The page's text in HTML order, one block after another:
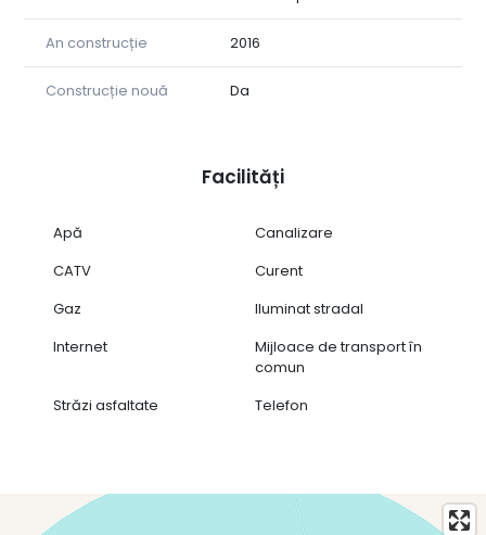
An construcție 2016
Construcție nouă Da
Facilități
Apă
Canalizare
CATV
Curent
Gaz
Iluminat stradal
Internet
Mijloace de transport în
comun
Străzi asfaltate
Telefon